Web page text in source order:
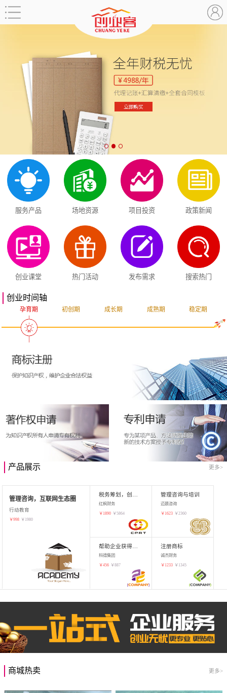
服务产品 场地资源 项目投资 政策新闻
创业课堂 热门活动 发布需求 搜索热门
创业时间轴
孕育期 初创期 成长期 成熟期 稳定期
产品展示 更多>
管理咨询，互联网生态圈
行动教育
￥998 ￥ 1980
红枫财务
￥ 1890 ￥5864
管理咨询与培训
迈晨咨询
￥ 1623 ￥2360
科德集团
￥456 ￥887
注册商标
诚杰财务
￥ 1233 ￥ 1345
商城热卖 更多>